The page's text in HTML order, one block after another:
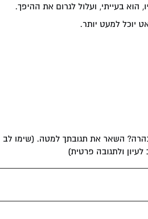
בעייתי, ועלול לגרום את ההיפך.
יוכל למעט יותר.
השאר את תגובתך למטה. (שימו לב
ולתגובה פרטית)